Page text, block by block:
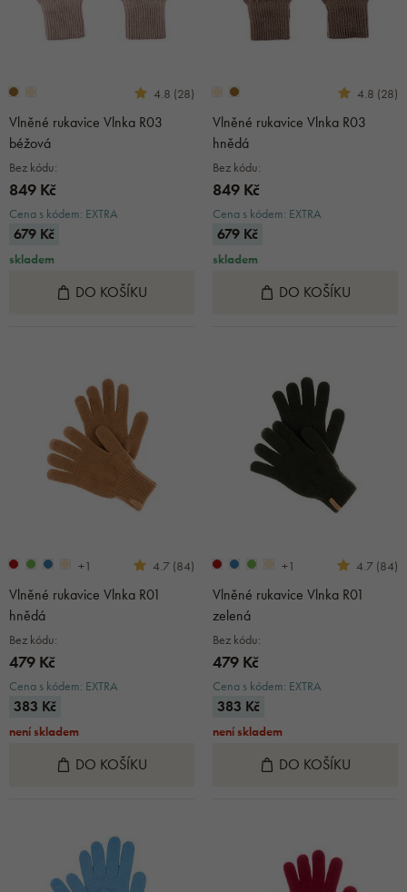
4.8 (28)
Vlněné rukavice Vlnka R03
béžová
Bez kódu:
849 Kč
Cena s kódem: EXTRA
679 Kč
skladem
DO KOŠÍKU
4.8 (28)
Vlněné rukavice Vlnka R03
hnědá
Bez kódu:
849 Kč
Cena s kódem: EXTRA
679 Kč
skladem
DO KOŠÍKU
+1 4.7 (84)
Vlněné rukavice Vlnka R01
hnědá
Bez kódu:
479 Kč
Cena s kódem: EXTRA
383 Kč
není skladem
DO KOŠÍKU
+1 4.7 (84)
Vlněné rukavice Vlnka R01
zelená
Bez kódu:
479 Kč
Cena s kódem: EXTRA
383 Kč
není skladem
DO KOŠÍKU